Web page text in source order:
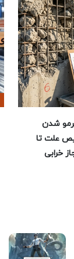
شدن
علت تا
خرابی